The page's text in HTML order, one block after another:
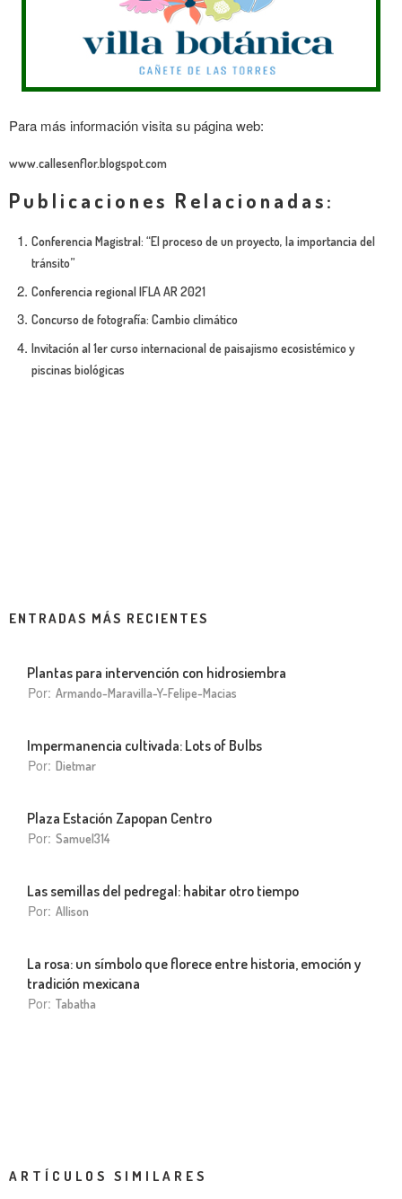
Para más información visita su página web:
www.callesenflor.blogspot.com
Publicaciones Relacionadas:
Conferencia Magistral: “El proceso de un proyecto, la importancia del
tránsito”
Conferencia regional IFLA AR 2021
Concurso de fotografía: Cambio climático
Invitación al 1er curso internacional de paisajismo ecosistémico y
piscinas biológicas
ENTRADAS MÁS RECIENTES
Plantas para intervención con hidrosiembra
Por: Armando-Maravilla-Y-Felipe-Macias
Impermanencia cultivada: Lots of Bulbs
Por: Dietmar
Plaza Estación Zapopan Centro
Por: Samuel314
Las semillas del pedregal: habitar otro tiempo
Por: Allison
La rosa: un símbolo que florece entre historia, emoción y
tradición mexicana
Por: Tabatha
ARTÍCULOS SIMILARES